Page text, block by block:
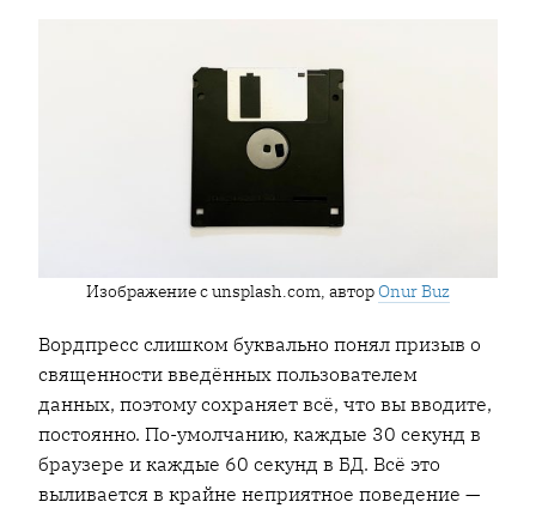
Изображение с unsplash.com, авторOnur Buz
Вордпресс слишком буквально понял призыв о
священности введённых пользователем
данных, поэтому сохраняет всё, что вы вводите,
постоянно. По-умолчанию, каждые 30 секунд в
браузере и каждые 60 секунд в БД. Всё это
выливается в крайне неприятное поведение —